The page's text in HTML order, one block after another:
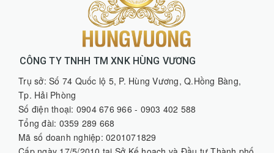
CÔNG TY TNHH TM XNK HÙNG VƯƠNG
Trụ sở: Số 74 Quốc lộ 5, P. Hùng Vương, Q.Hồng Bàng,
Tp. Hải Phòng
Số điện thoại: 0904 676 966 - 0903 402 588
Tổng đài: 0359 289 668
Mã số doanh nghiệp: 0201071829